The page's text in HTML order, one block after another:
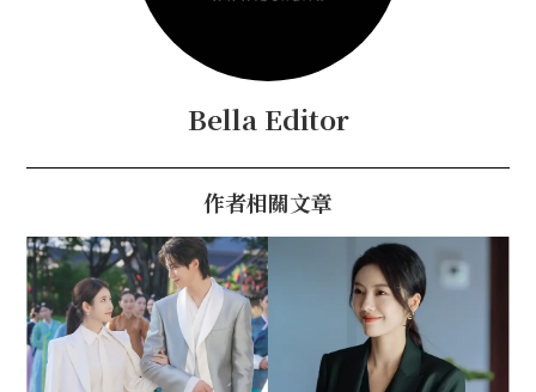
Bella Editor
作者相關文章